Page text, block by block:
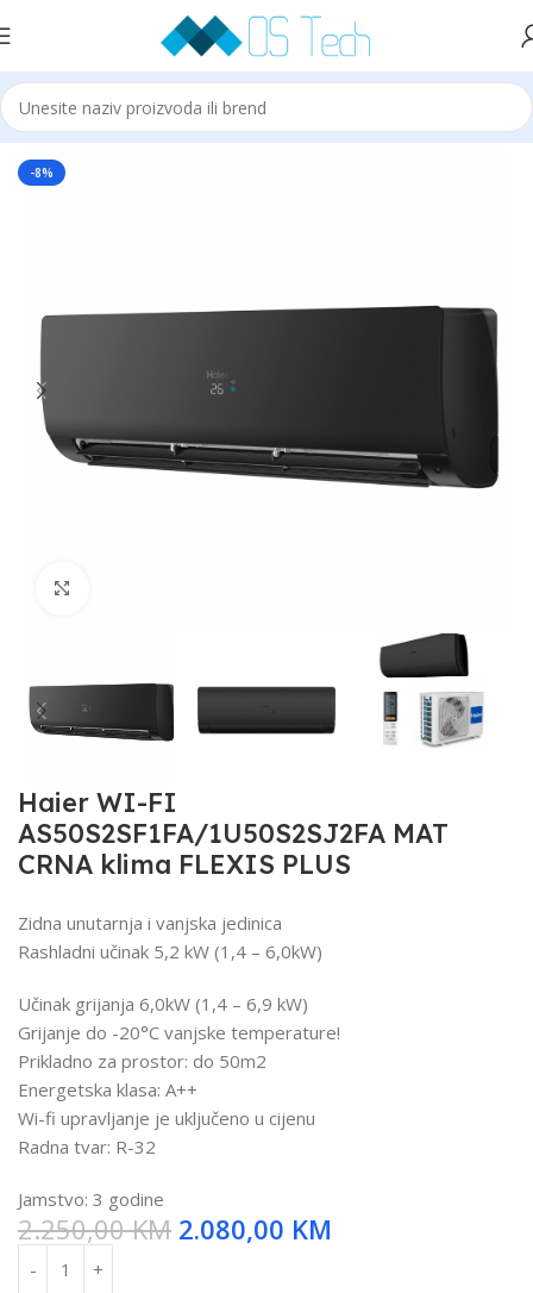
Početna Klime HAIER
-8%
Haier WI-FI
AS50S2SF1FA/1U50S2SJ2FA MAT
CRNA klima FLEXIS PLUS
Zidna unutarnja i vanjska jedinica
Rashladni učinak 5,2 kW (1,4 – 6,0kW)
Učinak grijanja 6,0kW (1,4 – 6,9 kW)
Grijanje do -20°C vanjske temperature!
Prikladno za prostor: do 50m2
Energetska klasa: A++
Wi-fi upravljanje je uključeno u cijenu
Radna tvar: R-32
Jamstvo: 3 godine
2.250,00KM 2.080,00 KM